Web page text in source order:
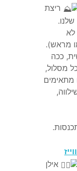
ריצת
לא
מראש).
ככה
מסלול,
מתאימים
12. 06:10 התכנסות.
אילן